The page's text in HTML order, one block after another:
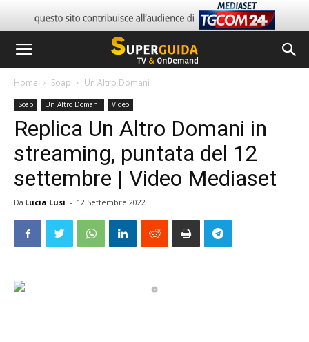
Home Soap Un Altro Domani
Soap Un Altro Domani Video
Replica Un Altro Domani in
streaming, puntata del 12
settembre | Video Mediaset
Da Lucia Lusi - 12 Settembre 2022